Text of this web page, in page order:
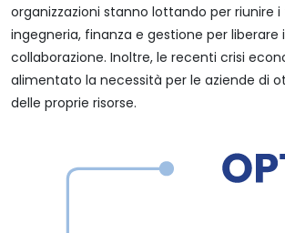
organizzazioni stanno lottando per riunire
ingegneria, finanza e gestione per liberare
collaborazione. Inoltre, le recenti crisi
alimentato la necessità per le aziende di
delle proprie risorse.